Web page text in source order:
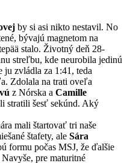
by si asi nikto nestavil. No
bývajú magnetom na
stalo. Životný deň 28-
streľbu, kde neurobila jedinú
ju zvládla za 1:41, teda
Zdolala na trati oveľa
z Nórska a Camille
stratili šesť sekúnd. Aký
mali štartovať tri naše
štafety, ale Sára
formu počas MSJ, že ďalšie
pre maturitné